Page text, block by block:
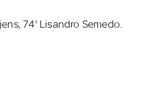
74' Lisandro Semedo.